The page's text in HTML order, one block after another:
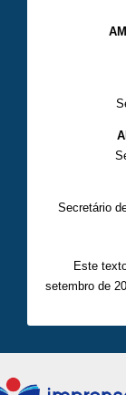
Secretário
Este
setembro de